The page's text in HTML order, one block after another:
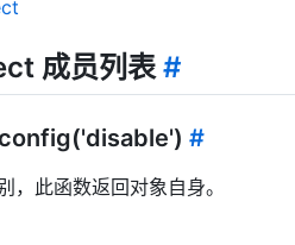
成员列表 #
#
，此函数返回对象自身。